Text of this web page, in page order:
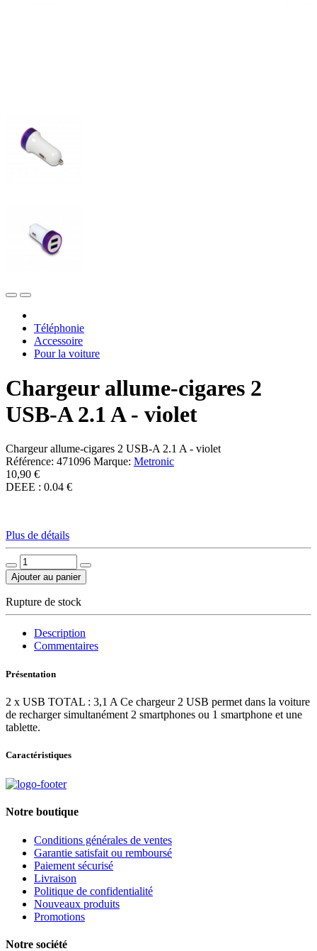
Téléphonie
Accessoire
Pour la voiture
Chargeur allume-cigares 2
USB-A 2.1 A - violet
Chargeur allume-cigares 2 USB-A 2.1 A - violet
Référence: 471096 Marque: Metronic
10,90 €
DEEE : 0.04 €
Plus de détails
Ajouter au panier
Rupture de stock
Description
Commentaires
Présentation
2 x USB TOTAL : 3,1 A Ce chargeur 2 USB permet dans la voiture
de recharger simultanément 2 smartphones ou 1 smartphone et une
tablette.
Caractéristiques
Notre boutique
Conditions générales de ventes
Garantie satisfait ou remboursé
Paiement sécurisé
Livraison
Politique de confidentialité
Nouveaux produits
Promotions
Notre société